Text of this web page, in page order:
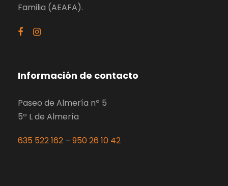
Familia (AEAFA).
Información de contacto
Paseo de Almería nº 5
5º L de Almería
635 522 162 – 950 26 10 42